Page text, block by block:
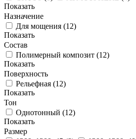
Показать
Назначение
Для мощения (12)
Показать
Состав
Полимерный композит (12)
Показать
Поверхность
Рельефная (12)
Показать
Тон
Однотонный (12)
Показать
Размер